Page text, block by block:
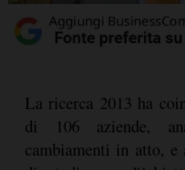
La ricerca 2013 ha
di 106 aziende,
cambiamenti in atto, e